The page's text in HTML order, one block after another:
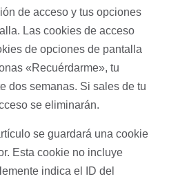
de acceso y tus opciones
Las cookies de acceso
de opciones de pantalla
«Recuérdarme», tu
dos semanas. Si sales de tu
se eliminarán.
se guardará una cookie
Esta cookie no incluye
indica el ID del